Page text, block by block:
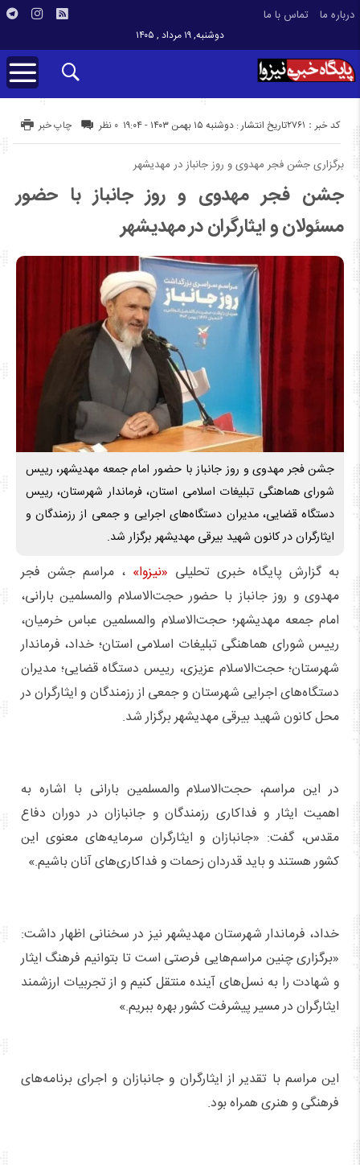
درباره ما تماس با ما
دوشنبه, ۱۹ مرداد , ۱۴۰۵
تاریخ انتشار : دوشنبه ۱۵ بهمن ۱۴۰۳ - ۱۹:۰۴ کد خبر : 2761 چاپ خبر ۰ نظر
برگزاری جشن فجر مهدوی و روز جانباز در مهدیشهر
جشن فجر مهدوی و روز جانباز با حضور
مسئولان و ایثارگران در مهدیشهر
جشن فجر مهدوی و روز جانباز با حضور امام جمعه مهدیشهر، رییس
شورای هماهنگی تبلیغات اسلامی استان، فرماندار شهرستان، رییس
دستگاه قضایی، مدیران دستگاه‌های اجرایی و جمعی از رزمندگان و
ایثارگران در کانون شهید بیرقی مهدیشهر برگزار شد.
به گزارش پایگاه خبری تحلیلی «نیزوا» ، مراسم جشن فجر
مهدوی و روز جانباز با حضور حجت‌الاسلام والمسلمین بارانی،
امام جمعه مهدیشهر؛ حجت‌الاسلام والمسلمین عباس خرمیان،
رییس شورای هماهنگی تبلیغات اسلامی استان؛ خداد، فرماندار
شهرستان؛ حجت‌الاسلام عزیزی، رییس دستگاه قضایی؛ مدیران
دستگاه‌های اجرایی شهرستان و جمعی از رزمندگان و ایثارگران در
محل کانون شهید بیرقی مهدیشهر برگزار شد.
در این مراسم، حجت‌الاسلام والمسلمین بارانی با اشاره به
اهمیت ایثار و فداکاری رزمندگان و جانبازان در دوران دفاع
مقدس، گفت: «جانبازان و ایثارگران سرمایه‌های معنوی این
کشور هستند و باید قدردان زحمات و فداکاری‌های آنان باشیم.»
خداد، فرماندار شهرستان مهدیشهر نیز در سخنانی اظهار داشت:
«برگزاری چنین مراسم‌هایی فرصتی است تا بتوانیم فرهنگ ایثار
و شهادت را به نسل‌های آینده منتقل کنیم و از تجربیات ارزشمند
ایثارگران در مسیر پیشرفت کشور بهره ببریم.»
این مراسم با تقدیر از ایثارگران و جانبازان و اجرای برنامه‌های
فرهنگی و هنری همراه بود.